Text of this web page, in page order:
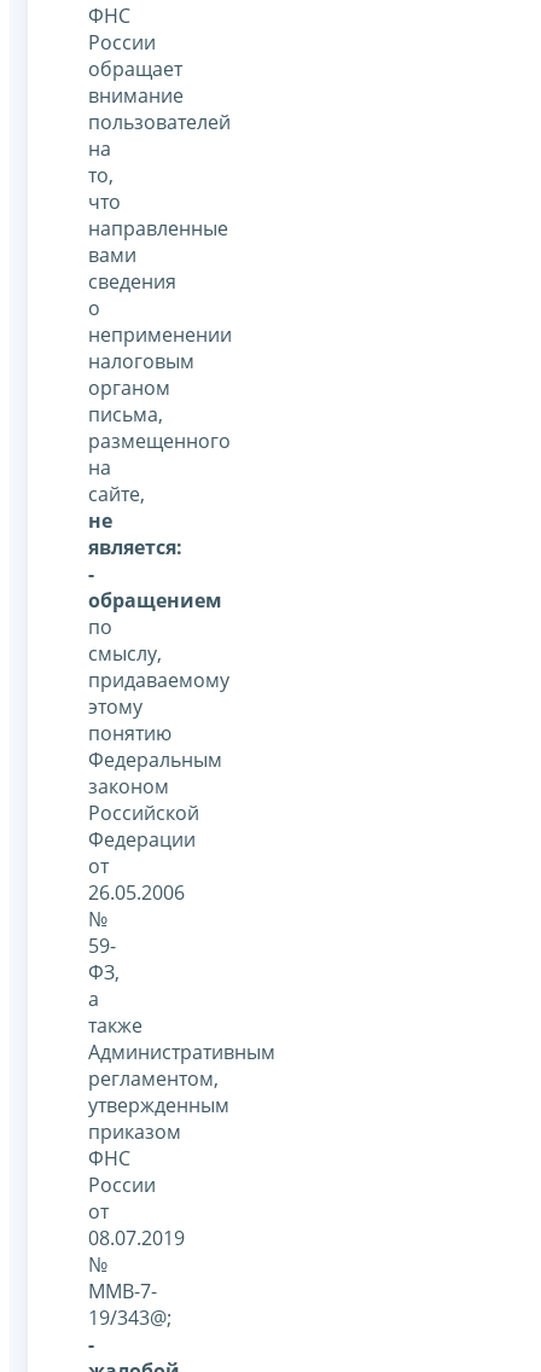
ФНС
России
обращает
внимание
пользователей
на
то,
что
направленные
вами
сведения
о
неприменении
налоговым
органом
письма,
размещенного
на
сайте,
не
является:
-
обращением
по
смыслу,
придаваемому
этому
понятию
Федеральным
законом
Российской
Федерации
от
26.05.2006
№
59-
ФЗ,
а
также
Административным
регламентом,
утвержденным
приказом
ФНС
России
от
08.07.2019
№
ММВ-7-
19/343@;
-